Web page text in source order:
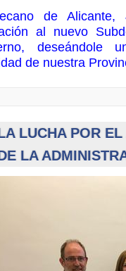
de Alicante,
al nuevo
deseándole
de nuestra
LUCHA POR
LA